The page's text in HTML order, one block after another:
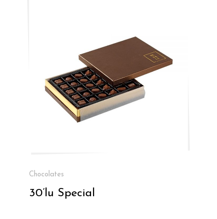
Chocolates
30’lu Special